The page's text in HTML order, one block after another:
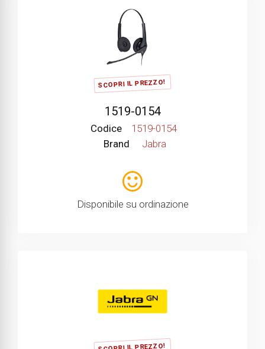
SCOPRI IL PREZZO!
1519-0154
Codice
1519-0154
Brand
Jabra
Disponibile su ordinazione